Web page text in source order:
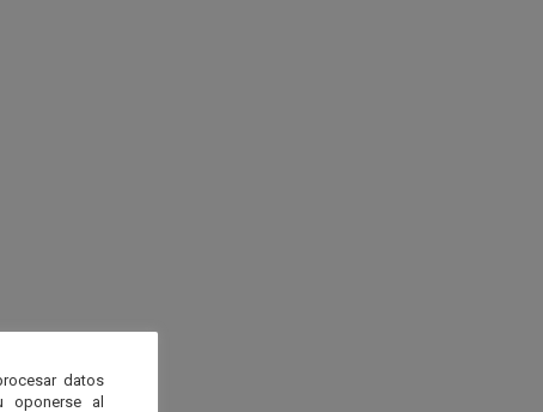
datos
oponerse al